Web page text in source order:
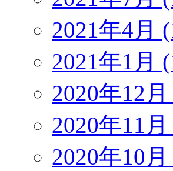
2021年4月
2021年1月
2020年12
2020年11
2020年10